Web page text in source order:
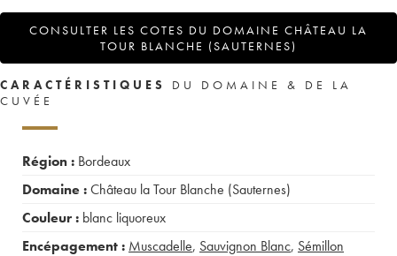
CONSULTER LES COTES DU DOMAINE CHÂTEAU LA
TOUR BLANCHE (SAUTERNES)
CARACTÉRISTIQUES
DU DOMAINE & DE LA
CUVÉE
Région : Bordeaux
Domaine :Château la Tour Blanche (Sauternes)
Couleur : blanc liquoreux
Encépagement : Muscadelle, Sauvignon Blanc, Sémillon